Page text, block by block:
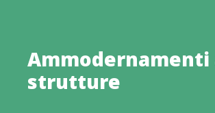
Ammodernamenti
strutture